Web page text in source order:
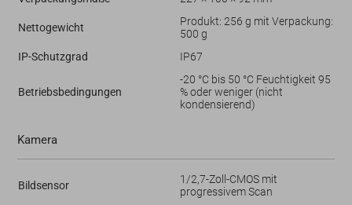
Nettogewicht
Produkt: 256 g mit Verpackung:
500 g
IP-Schutzgrad
IP67
Betriebsbedingungen
-20 °C bis 50 °C Feuchtigkeit 95
% oder weniger (nicht
kondensierend)
Kamera
Bildsensor
1/2,7-Zoll-CMOS mit
progressivem Scan